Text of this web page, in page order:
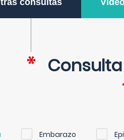
consultas
Embarazo